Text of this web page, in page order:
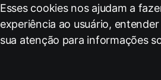
Esses cookies nos ajudam a
experiência ao usuário,
sua atenção para informações